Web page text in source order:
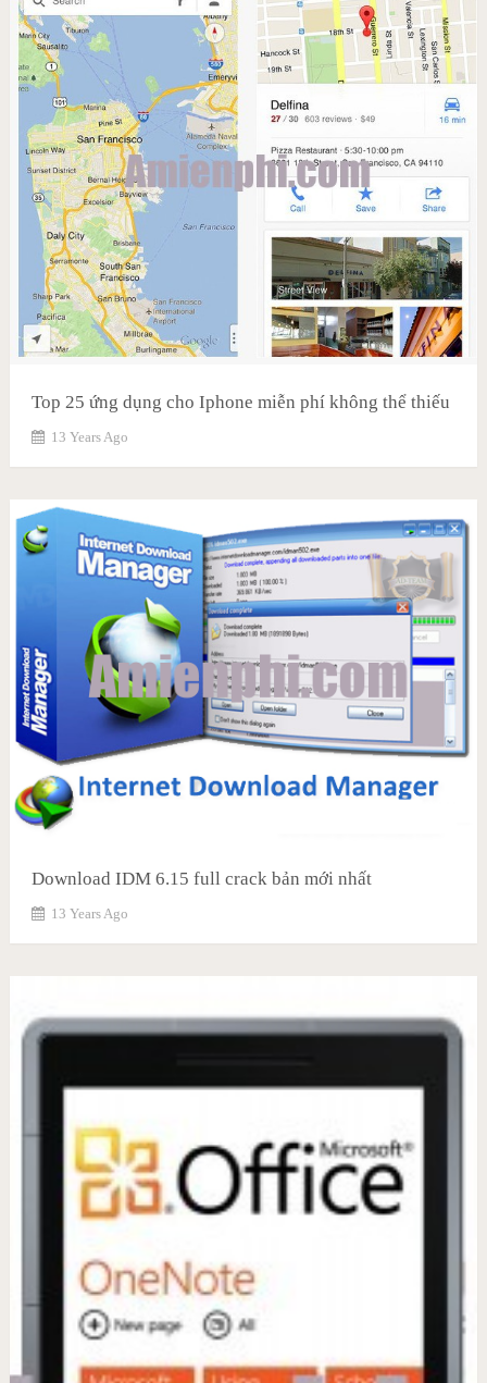
Top 25 ứng dụng cho Iphone miễn phí không thể thiếu
13 Years Ago
Download IDM 6.15 full crack bản mới nhất
13 Years Ago